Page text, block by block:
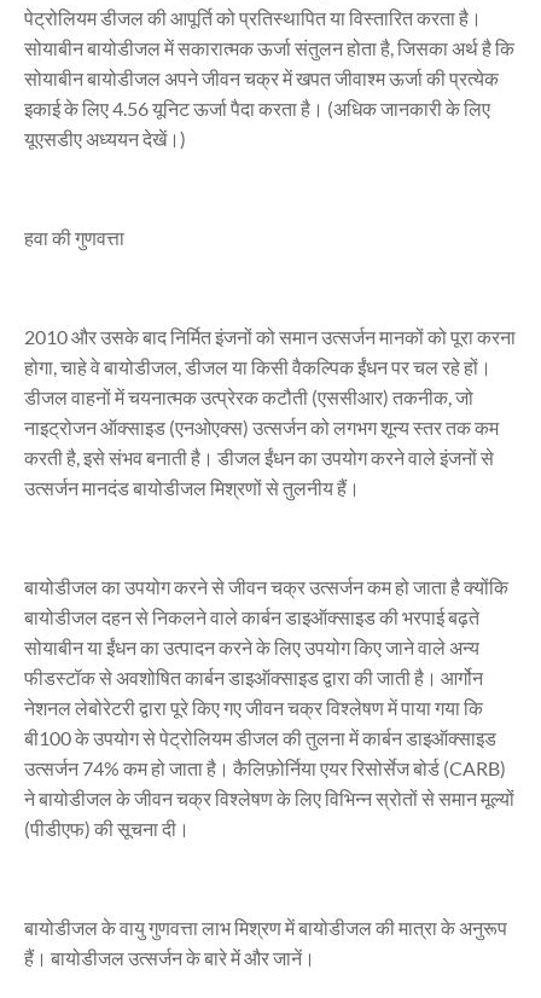
पेट्रोलियम डीजल की आपूर्ति को प्रतिस्थापित या विस्तारित करता है।
सोयाबीन बायोडीजल में सकारात्मक ऊर्जा संतुलन होता है, जिसका अर्थ है कि
सोयाबीन बायोडीजल अपने जीवन चक्र में खपत जीवाश्म ऊर्जा की प्रत्येक
इकाई के लिए 4.56 यूनिट ऊर्जा पैदा करता है। (अधिक जानकारी के लिए
यूएसडीए अध्ययन देखें।)
हवा की गुणवत्ता
2010 और उसके बाद निर्मित इंजनों को समान उत्सर्जन मानकों को पूरा करना
होगा, चाहे वे बायोडीजल, डीजल या किसी वैकल्पिक ईंधन पर चल रहे हों।
डीजल वाहनों में चयनात्मक उत्प्रेरक कटौती (एससीआर) तकनीक, जो
नाइट्रोजन ऑक्साइड (एनओएक्स) उत्सर्जन को लगभग शून्य स्तर तक कम
करती है, इसे संभव बनाती है। डीजल ईंधन का उपयोग करने वाले इंजनों से
उत्सर्जन मानदंड बायोडीजल मिश्रणों से तुलनीय हैं।
बायोडीजल का उपयोग करने से जीवन चक्र उत्सर्जन कम हो जाता है क्योंकि
बायोडीजल दहन से निकलने वाले कार्बन डाइऑक्साइड की भरपाई बढ़ते
सोयाबीन या ईंधन का उत्पादन करने के लिए उपयोग किए जाने वाले अन्य
फीडस्टॉक से अवशोषित कार्बन डाइऑक्साइड द्वारा की जाती है। आर्गोन
नेशनल लेबोरेटरी द्वारा पूरे किए गए जीवन चक्र विश्लेषण में पाया गया कि
बी100 के उपयोग से पेट्रोलियम डीजल की तुलना में कार्बन डाइऑक्साइड
उत्सर्जन 74% कम हो जाता है। कैलिफ़ोर्निया एयर रिसोर्सेज बोर्ड (CARB)
ने बायोडीजल के जीवन चक्र विश्लेषण के लिए विभिन्न स्रोतों से समान मूल्यों
(पीडीएफ) की सूचना दी।
बायोडीजल के वायु गुणवत्ता लाभ मिश्रण में बायोडीजल की मात्रा के अनुरूप
हैं। बायोडीजल उत्सर्जन के बारे में और जानें।